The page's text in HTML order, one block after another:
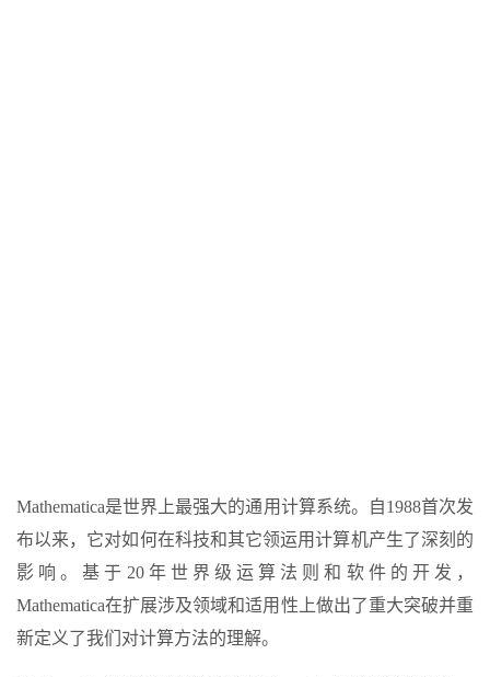
Mathematica是世界上最强大的通用计算系统。自1988首次发
布以来，它对如何在科技和其它领运用计算机产生了深刻的
影响。基于20年世界级运算法则和软件的开发，
Mathematica在扩展涉及领域和适用性上做出了重大突破并重
新定义了我们对计算方法的理解。